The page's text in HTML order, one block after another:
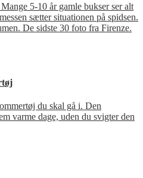
5-10 år gamle bukser ser alt
sætter situationen på spidsen.
De sidste 30 foto fra Firenze.
du skal gå i. Den
varme dage, uden du svigter den